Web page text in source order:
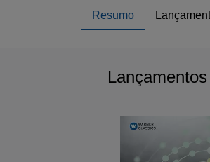
Resumo
Lançamentos